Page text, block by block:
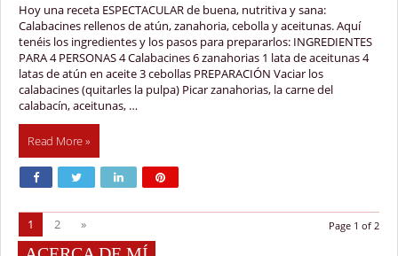
Hoy una receta ESPECTACULAR de buena, nutritiva y sana:
Calabacines rellenos de atún, zanahoria, cebolla y aceitunas. Aquí
tenéis los ingredientes y los pasos para prepararlos: INGREDIENTES
PARA 4 PERSONAS 4 Calabacines 6 zanahorias 1 lata de aceitunas 4
latas de atún en aceite 3 cebollas PREPARACIÓN Vaciar los
calabacines (quitarles la pulpa) Picar zanahorias, la carne del
calabacín, aceitunas, …
Read More »
Page 1 of 2
1 2 »